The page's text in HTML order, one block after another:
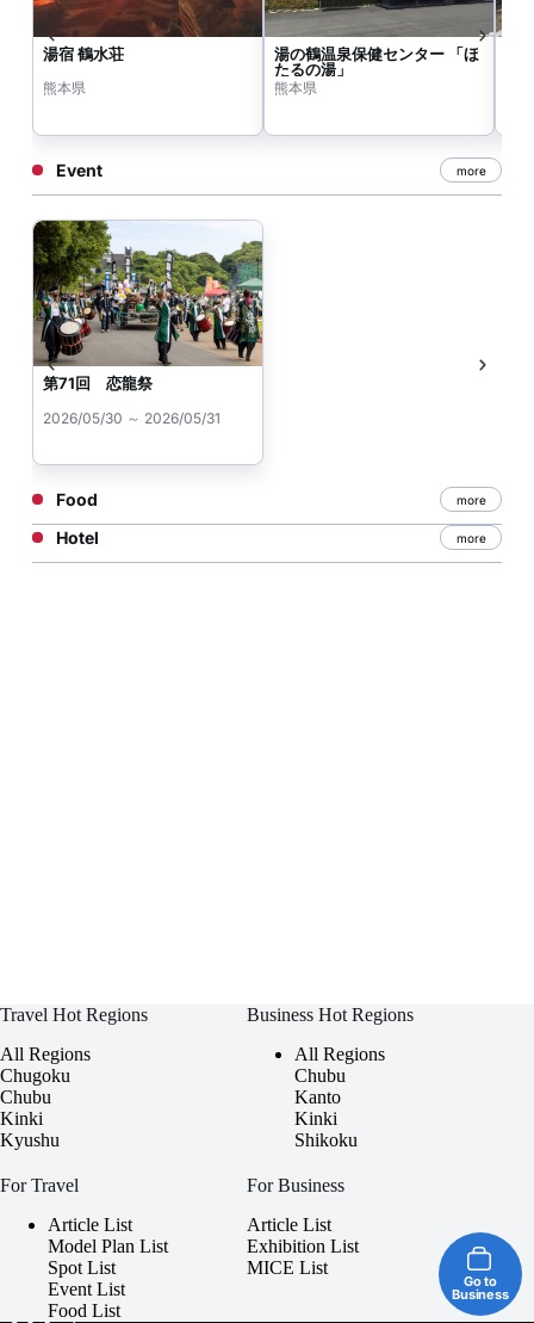
湯宿 鶴水荘
熊本県
湯の鶴温泉保健センター 「ほ
たるの湯」
熊本県
Event more
第71回 恋龍祭
2026/05/30 ～ 2026/05/31
Food more
Hotel more
Go to
Business
Travel Hot Regions
All Regions
Chugoku
Chubu
Kinki
Kyushu
Business Hot Regions
All Regions
Chubu
Kanto
Kinki
Shikoku
For Travel
Article List
Model Plan List
Spot List
Event List
Food List
For Business
Article List
Exhibition List
MICE List